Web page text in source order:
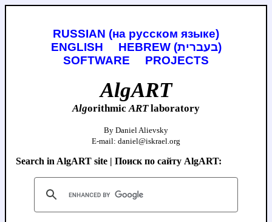
RUSSIAN (на русском языке)
ENGLISH
HEBREW (בעברית)
SOFTWARE
PROJECTS
AlgART
AlgorithmicARTlaboratory
By Daniel Alievsky
E-mail: daniel@iskrael.org
Search in AlgART site | Поиск по сайту AlgART: